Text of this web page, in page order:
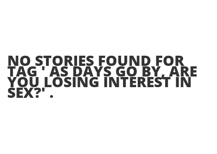
NO STORIES FOUND FOR
TAG 'AS DAYS GO BY, ARE
YOU LOSING INTEREST IN
SEX?' .